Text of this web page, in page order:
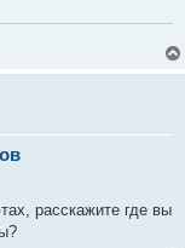
расскажите где вы